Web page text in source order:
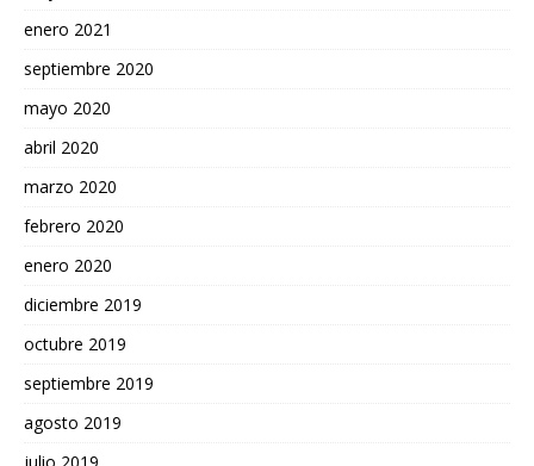
enero 2021
septiembre 2020
mayo 2020
abril 2020
marzo 2020
febrero 2020
enero 2020
diciembre 2019
octubre 2019
septiembre 2019
agosto 2019